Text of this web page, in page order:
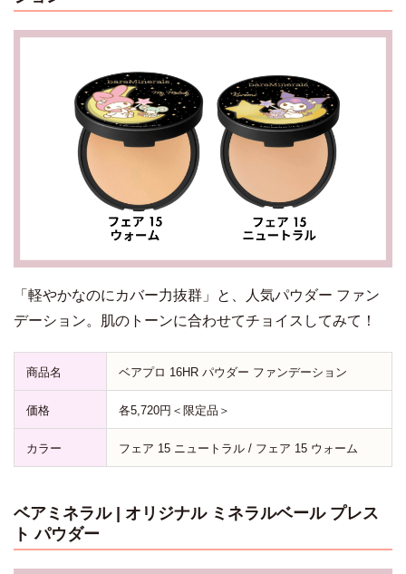
「軽やかなのにカバー力抜群」と、人気パウダー ファン
デーション。肌のトーンに合わせてチョイスしてみて！
商品名 ベアプロ 16HR パウダー ファンデーション
価格 各5,720円＜限定品＞
カラー フェア 15 ニュートラル / フェア 15 ウォーム
ベアミネラル | オリジナル ミネラルベール プレス
ト パウダー